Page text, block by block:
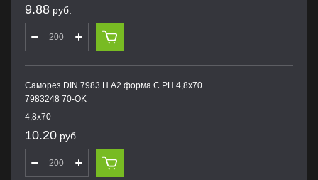
9.88 руб.
Саморез DIN 7983 H А2 форма С PH 4,8х70
7983248 70-OK
4,8х70
10.20 руб.